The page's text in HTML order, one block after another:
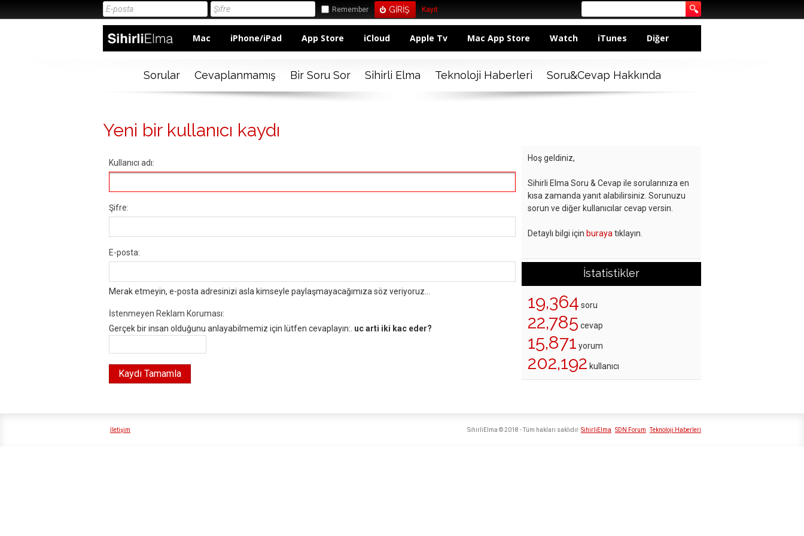
Remember Kayıt
Mac iPhone/iPad App Store iCloud Apple Tv Mac App Store Watch iTunes Diğer
Sorular Cevaplanmamış Bir Soru Sor Sihirli Elma Teknoloji Haberleri Soru&Cevap Hakkında
Yeni bir kullanıcı kaydı
Kullanıcı adı:
Şifre:
E-posta:
Merak etmeyin, e-posta adresinizi asla kimseyle paylaşmayacağımıza söz veriyoruz...
İstenmeyen Reklam Koruması:
Gerçek bir insan olduğunu anlayabilmemiz için lütfen cevaplayın:. uc arti iki kac eder?
Hoş geldiniz,
Sihirli Elma Soru & Cevap ile sorularınıza en
kısa zamanda yanıt alabilirsiniz. Sorunuzu
sorun ve diğer kullanıcılar cevap versin.
Detaylı bilgi için buraya tıklayın.
İstatistikler
19,364 soru
22,785 cevap
15,871 yorum
202,192 kullanıcı
İletişim SihirliElma SDN Forum Teknoloji Haberleri
SihirliElma © 2018 - Tüm hakları saklıdır